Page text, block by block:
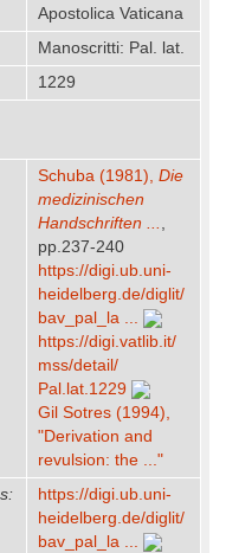
Apostolica Vaticana
Manoscritti: Pal. lat.
1229
Schuba (1981), Die
medizinischen
Handschriften ... ,
pp.237-240
https:/​/​digi.ub.uni-
heidelberg.de/​diglit/​
bav_pal_la ...
https:/​/​digi.vatlib.it/​
mss/​detail/​
Pal.lat.1229
Gil Sotres (1994),
"Derivation and
revulsion: the ..."
https:/​/​digi.ub.uni-
heidelberg.de/​diglit/​
bav_pal_la ...